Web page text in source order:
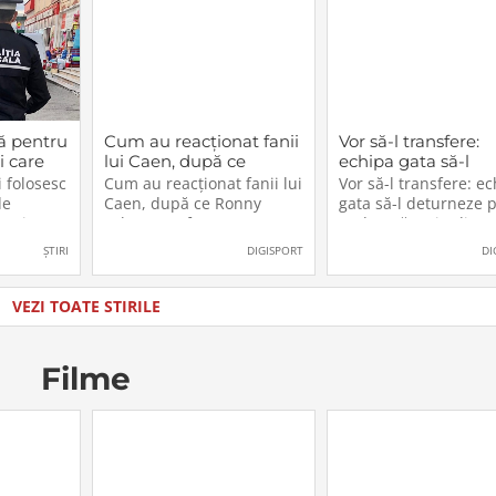
pentru
care
iar
sau
un
în care
ȘTIRI
Cum au reacționat fanii
lui Caen, după ce
Ronny Labonne a fost
prezentat oficial la
FCSB
Cum au reacționat fanii lui
Caen, după ce Ronny
Labonne a fost prezentat
DIGISPORT
Vor să-l transfere:
echipa gata să-l
deturneze pe
Drăgușin din
către Juventus!
Vor să-l transfere:
gata să-l deturneze
Radu Drăgușin din
drumul către
VEZI TOATE STIRILE
Filme